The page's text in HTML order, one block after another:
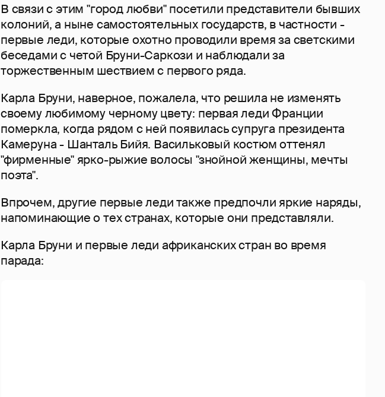
В связи с этим "город любви" посетили представители бывших
колоний, а ныне самостоятельных государств, в частности -
первые леди, которые охотно проводили время за светскими
беседами с четой Бруни-Саркози и наблюдали за
торжественным шествием с первого ряда.
Карла Бруни, наверное, пожалела, что решила не изменять
своему любимому черному цвету: первая леди Франции
померкла, когда рядом с ней появилась супруга президента
Камеруна - Шанталь Бийя. Васильковый костюм оттенял
"фирменные" ярко-рыжие волосы "знойной женщины, мечты
поэта".
Впрочем, другие первые леди также предпочли яркие наряды,
напоминающие о тех странах, которые они представляли.
Карла Бруни и первые леди африканских стран во время
парада: